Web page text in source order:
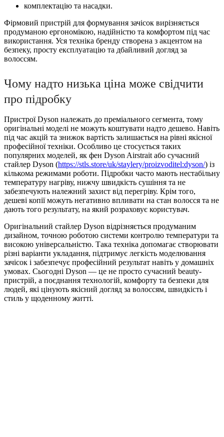
комплектацію та насадки.
Фірмовий пристрій для формування зачісок вирізняється
продуманою ергономікою, надійністю та комфортом під час
використання. Уся техніка бренду створена з акцентом на
безпеку, просту експлуатацію та дбайливий догляд за
волоссям.
Чому надто низька ціна може свідчити
про підробку
Пристрої Dyson належать до преміального сегмента, тому
оригінальні моделі не можуть коштувати надто дешево. Навіть
під час акцій та знижок вартість залишається на рівні якісної
професійної техніки. Особливо це стосується таких
популярних моделей, як фен Dyson Airstrait або сучасний
стайлер Dyson (https://stls.store/uk/staylery/proizvoditel:dyson/) із
кількома режимами роботи. Підробки часто мають нестабільну
температуру нагріву, нижчу швидкість сушіння та не
забезпечують належний захист від перегріву. Крім того,
дешеві копії можуть негативно впливати на стан волосся та не
дають того результату, на який розраховує користувач.
Оригінальний стайлер Dyson відрізняється продуманим
дизайном, точною роботою системи контролю температури та
високою універсальністю. Така техніка допомагає створювати
різні варіанти укладання, підтримує легкість моделювання
зачісок і забезпечує професійний результат навіть у домашніх
умовах. Сьогодні Dyson — це не просто сучасний beauty-
пристрій, а поєднання технологій, комфорту та безпеки для
людей, які цінують якісний догляд за волоссям, швидкість і
стиль у щоденному житті.